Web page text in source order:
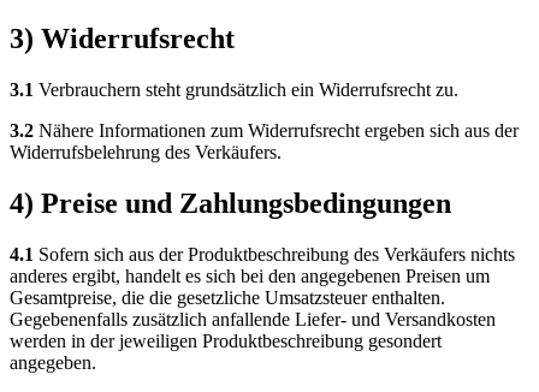
3) Widerrufsrecht
3.1 Verbrauchern steht grundsätzlich ein Widerrufsrecht zu.
3.2 Nähere Informationen zum Widerrufsrecht ergeben sich aus der
Widerrufsbelehrung des Verkäufers.
4) Preise und Zahlungsbedingungen
4.1 Sofern sich aus der Produktbeschreibung des Verkäufers nichts
anderes ergibt, handelt es sich bei den angegebenen Preisen um
Gesamtpreise, die die gesetzliche Umsatzsteuer enthalten.
Gegebenenfalls zusätzlich anfallende Liefer- und Versandkosten
werden in der jeweiligen Produktbeschreibung gesondert
angegeben.